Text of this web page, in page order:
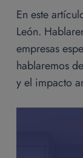
En este
León.
empresas
hablaremos
y el impacto